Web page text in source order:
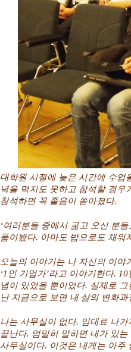
대학원 시절에 늦은 시간에 수업
녁을 먹지도 못하고 참석할 경우
참석하면 꼭 졸음이 쏟아졌다.
‘여러분들 중에서 굶고 오신 분
품어봤다. 아마도 밥으로도 채워
오늘의 이야기는 나 자신의 이
‘1인 기업가’라고 이야기한다.
념이 있었을 뿐이었다. 실제로
난 지금으로 보면 내 삶의 변화
나는 사무실이 없다. 임대료 나
끝난다. 엄밀히 말하면 내가 있
사무실이다. 이것은 내게는 아주